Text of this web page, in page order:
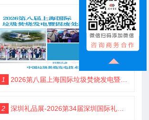
1 2026第八届上海国际垃圾焚烧发电暨固废处理技术展览会
2 深圳礼品展-2026第34届深圳国际礼品及家居用品展览会